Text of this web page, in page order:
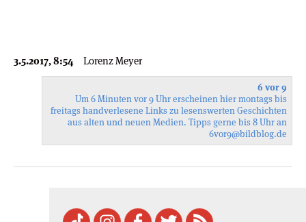
3.5.2017, 8:54 Lorenz Meyer
6 vor 9
Um 6 Minuten vor 9 Uhr erscheinen hier montags bis
freitags handverlesene Links zu lesenswerten Geschichten
aus alten und neuen Medien. Tipps gerne bis 8 Uhr an
6vor9@bildblog.de